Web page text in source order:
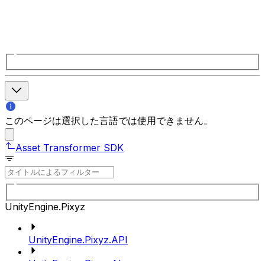
このページは選択した言語では使用できません。
Asset Transformer SDK
UnityEngine.Pixyz
UnityEngine.Pixyz.API